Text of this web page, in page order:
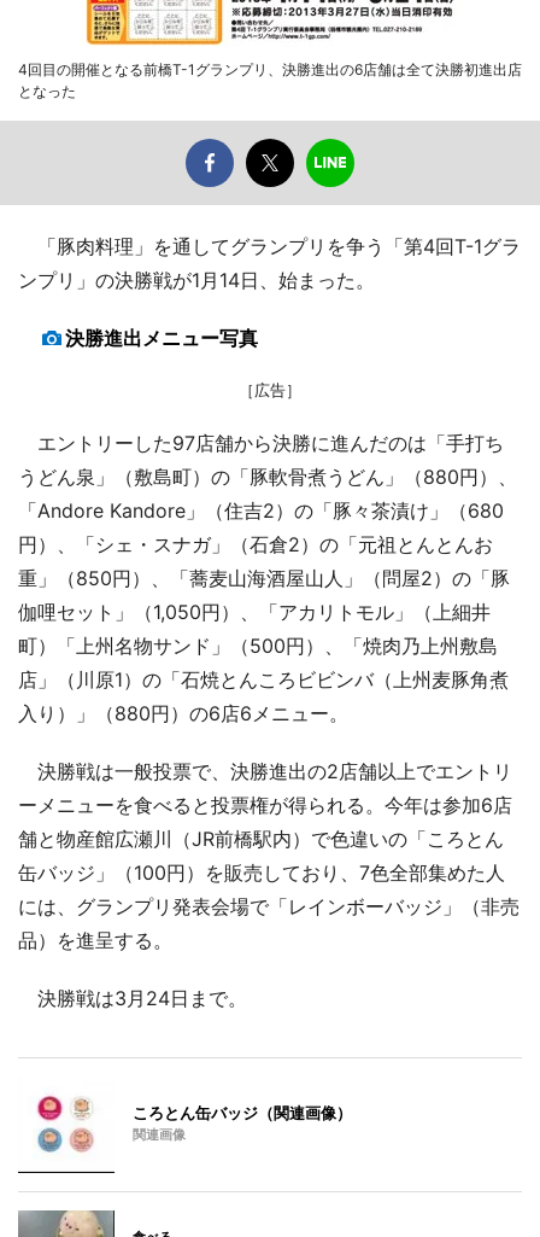
4回目の開催となる前橋T-1グランプリ、決勝進出の6店舗は全て決勝初進出店
となった
「豚肉料理」を通してグランプリを争う「第4回T-1グラ
ンプリ」の決勝戦が1月14日、始まった。
決勝進出メニュー写真
［広告］
エントリーした97店舗から決勝に進んだのは「手打ち
うどん泉」（敷島町）の「豚軟骨煮うどん」（880円）、
「Andore Kandore」（住吉2）の「豚々茶漬け」（680
円）、「シェ・スナガ」（石倉2）の「元祖とんとんお
重」（850円）、「蕎麦山海酒屋山人」（問屋2）の「豚
伽哩セット」（1,050円）、「アカリトモル」（上細井
町）「上州名物サンド」（500円）、「焼肉乃上州敷島
店」（川原1）の「石焼とんころビビンバ（上州麦豚角煮
入り）」（880円）の6店6メニュー。
決勝戦は一般投票で、決勝進出の2店舗以上でエントリ
ーメニューを食べると投票権が得られる。今年は参加6店
舗と物産館広瀬川（JR前橋駅内）で色違いの「ころとん
缶バッジ」（100円）を販売しており、7色全部集めた人
には、グランプリ発表会場で「レインボーバッジ」（非売
品）を進呈する。
決勝戦は3月24日まで。
ころとん缶バッジ（関連画像）
関連画像